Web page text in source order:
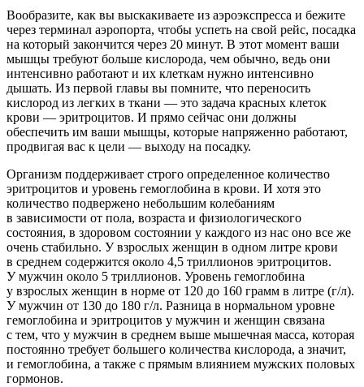
Вообразите, как вы выскакиваете из аэроэкспресса и бежите
через терминал аэропорта, чтобы успеть на свой рейс, посадка
на который закончится через 20 минут. В этот момент ваши
мышцы требуют больше кислорода, чем обычно, ведь они
интенсивно работают и их клеткам нужно интенсивно
дышать. Из первой главы вы помните, что переносить
кислород из легких в ткани — это задача красных клеток
крови — эритроцитов. И прямо сейчас они должны
обеспечить им ваши мышцы, которые напряженно работают,
продвигая вас к цели — выходу на посадку.
Организм поддерживает строго определенное количество
эритроцитов и уровень гемоглобина в крови. И хотя это
количество подвержено небольшим колебаниям
в зависимости от пола, возраста и физиологического
состояния, в здоровом состоянии у каждого из нас оно все же
очень стабильно. У взрослых женщин в одном литре крови
в среднем содержится около 4,5 триллионов эритроцитов.
У мужчин около 5 триллионов. Уровень гемоглобина
у взрослых женщин в норме от 120 до 160 грамм в литре (г/л).
У мужчин от 130 до 180 г/л. Разница в нормальном уровне
гемоглобина и эритроцитов у мужчин и женщин связана
с тем, что у мужчин в среднем выше мышечная масса, которая
постоянно требует большего количества кислорода, а значит,
и гемоглобина, а также с прямым влиянием мужских половых
гормонов.